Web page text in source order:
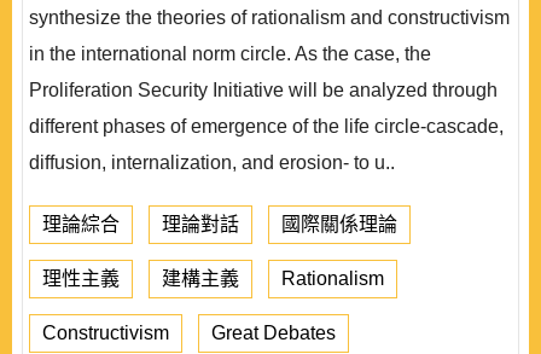
synthesize the theories of rationalism and constructivism
in the international norm circle. As the case, the
Proliferation Security Initiative will be analyzed through
different phases of emergence of the life circle-cascade,
diffusion, internalization, and erosion- to u..
理論綜合 理論對話 國際關係理論
理性主義 建構主義 Rationalism
Constructivism Great Debates